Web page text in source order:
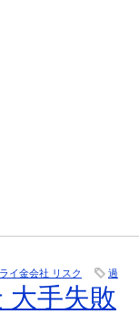
イ金会社 リスク 過
大手失敗